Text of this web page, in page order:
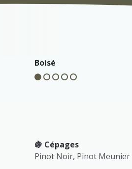
Boisé
🍇 Cépages
Pinot Noir, Pinot Meunier